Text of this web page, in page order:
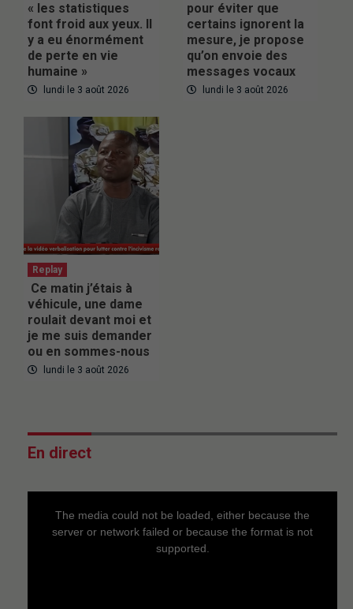
« les statistiques
font froid aux yeux. Il
y a eu énormément
de perte en vie
humaine »
lundi le 3 août 2026
pour éviter que
certains ignorent la
mesure, je propose
qu’on envoie des
messages vocaux
lundi le 3 août 2026
Replay
Ce matin j’étais à
véhicule, une dame
roulait devant moi et
je me suis demander
ou en sommes-nous
lundi le 3 août 2026
En direct
The media could not be loaded, either because the
server or network failed or because the format is not
supported.